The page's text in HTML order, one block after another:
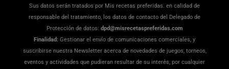
Sus datos serán tratados por Mis recetas preferidas. en calidad de
responsable del tratamiento, los datos de contacto del Delegado de
Protección de datos: dpd@misrecetaspreferidas.com
Finalidad: Gestionar el envío de comunicaciones comerciales, y
suscribirse nuestra Newsletter acerca de novedades de juegos, torneos,
eventos y actividades que pudieran resultar de su interés, por cualquier